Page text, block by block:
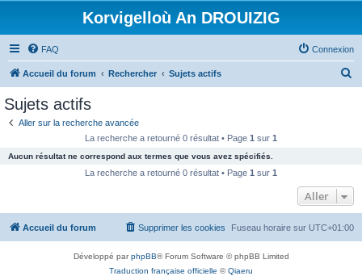
Korvigelloù An DROUIZIG
FAQ Connexion
Accueil du forum Rechercher Sujets actifs
c
e
Sujets actifs
Aller sur la recherche avancée
La recherche a retourné 0 résultat • Page 1 sur 1
Aucun résultat ne correspond aux termes que vous avez spécifiés.
La recherche a retourné 0 résultat • Page 1 sur 1
Aller
Accueil du forum Fuseau horaire sur UTC+01:00
Supprimer les cookies
Développé parphpBB® Forum Software © phpBB Limited
Traduction française officielle ©Qiaeru